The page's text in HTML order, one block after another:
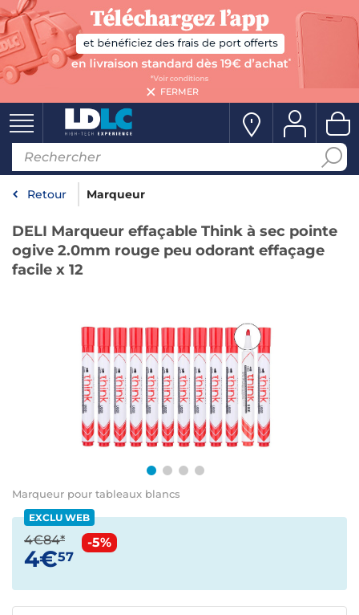
FERMER
Retour Marqueur
DELI Marqueur effaçable Think à sec pointe
ogive 2.0mm rouge peu odorant effaçage
facile x 12
Marqueur pour tableaux blancs
EXCLU WEB
4€84*
4€57
-5%